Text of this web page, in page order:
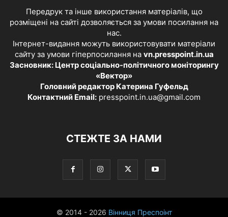
Передрук та інше використання матеріалів, що
розміщені на сайті дозволяється за умови посилання на
нас.
Інтернет-видання можуть використовувати матеріали
сайту за умови гіперпосилання на vn.presspoint.in.ua
Засновник: Центр соціально-політичного моніторингу
«Вектор»
Головний редактор Катерина Гуфельд
Контактний Email: presspoint.in.ua@gmail.com
СТЕЖТЕ ЗА НАМИ
© 2014 - 2026 Вінниця Преспоінт